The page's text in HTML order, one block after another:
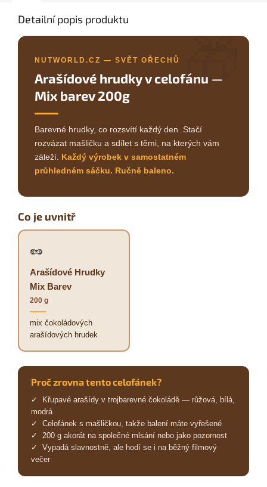
Detailní popis produktu
🎁
NUTWORLD.CZ — SVĚT OŘECHŮ
Arašídové hrudky v celofánu —
Mix barev 200g
Barevné hrudky, co rozsvítí každý den. Stačí
rozvázat mašličku a sdílet s těmi, na kterých vám
záleží. Každý výrobek v samostatném
průhledném sáčku. Ručně baleno.
Co je uvnitř
🥜
Arašídové Hrudky
Mix Barev
200 g
mix čokoládových
arašídových hrudek
Proč zrovna tento celofánek?
✓ Křupavé arašídy v trojbarevné čokoládě — růžová, bílá,
modrá
✓ Celofánek s mašličkou, takže balení máte vyřešené
✓ 200 g akorát na společné mlsání nebo jako pozornost
✓ Vypadá slavnostně, ale hodí se i na běžný filmový
večer